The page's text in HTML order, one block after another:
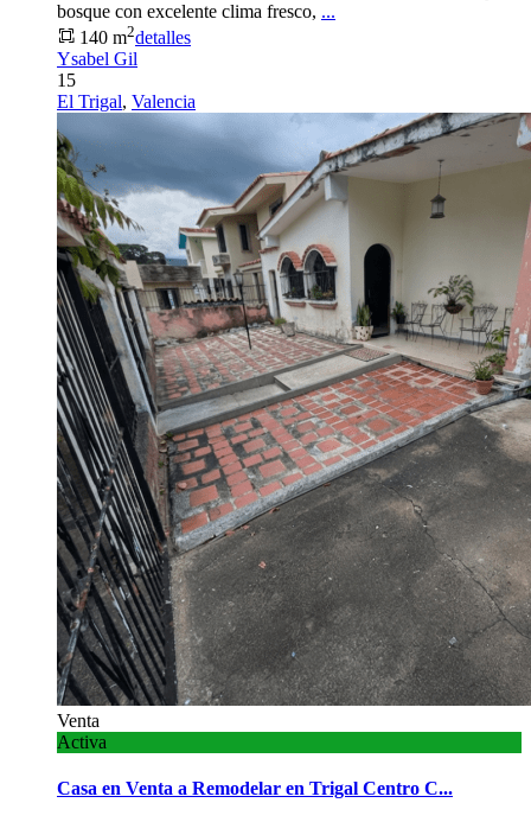
bosque con excelente clima fresco, ...
140 m2detalles
Ysabel Gil
15
El Trigal, Valencia
Venta
Activa
Casa en Venta a Remodelar en Trigal Centro C...